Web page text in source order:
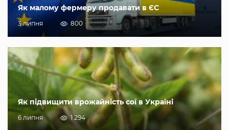
Як малому фермеру продавати в ЄС
3 липня 800
Як підвищити врожайність сої в Україні
6 липня 1 294